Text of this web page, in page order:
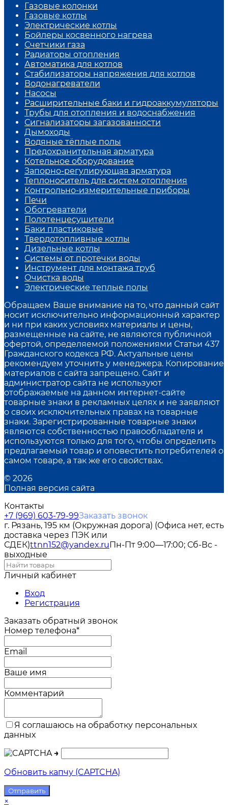
Газовые колонки
Газовые котлы
Электрические котлы
Бойлеры косвенного нагрева
Счетчики газа
Радиаторы отопления
Автоматика для котлов
Стабилизаторы напряжения для котлов
Водонагреватели
Насосы
Расширительные баки и гидроаккумуляторы
Трубы для отопления и водоснабжения
Сигнализаторы загазованности
Дымоходы
Водяные тёплые полы
Предохранительная арматура
Котельное оборудование
Запорно-регулирующая арматура
Теплоноситель для систем отопления
Контрольно-измерительные приборы
Печи
Обогреватели
Полотенцесушители
Баки пластиковые
Твердотопливные котлы
Дизельные котлы
Системы от протечки воды
Инструмент для монтажа труб
Очистка воды
Электрические теплые полы
Обращаем Ваше внимание на то, что данный сайт
носит исключительно информационный характер
и ни при каких условиях материалы и цены,
размещенные на сайте, не являются публичной
офертой, определяемой положениями Статьи 437
Гражданского кодекса РФ. Актуальные цены
рекомендуем уточнить у менеджера. Копирование
материалов с сайта запрещено. Сайт и
администратор сайта не используют
отображаемые на данном интернет-сайте
товарные знаки в рекламных целях и не заявляют
о своих исключительных правах на товарные
знаки. Зарегистрированные товарные знаки
являются собственностью правообладателя и
используются только для того, чтобы определить
предлагаемый товар и оповестить потребителей о
самом товаре, а так же его свойствах.
© 2026
Полная версия сайта
Контакты
+7 (969) 603-79-99Заказать звонок
г. Рязань, 195 км (Окружная дорога) (Офиса нет, есть
доставка через ПЭК или
СДЕК)ttnn152@yandex.ruПн-Пт 9:00—17:00; Сб-Вс -
выходные
Личный кабинет
Вход
Регистрация
Заказать обратный звонок
Номер телефона*
Email
Ваше имя
Комментарий
Я соглашаюсь на обработку персональных
данных
→
Обновить капчу (CAPTCHA)
×